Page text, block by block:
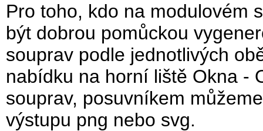
Pro toho, kdo na modulovém
být dobrou pomůckou
souprav podle jednotlivých
nabídku na horní liště Okna -
souprav, posuvníkem
výstupu png nebo svg.